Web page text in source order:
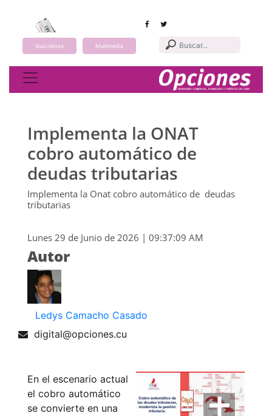
Suscribirse Multimedia
Toggle navigation
Implementa la ONAT
cobro automático de
deudas tributarias
Implementa la Onat cobro automático de deudas
tributarias
Lunes 29 de Junio de 2026 | 09:37:09 AM
Autor
Ledys Camacho Casado
digital@opciones.cu
En el escenario actual
el cobro automático
se convierte en una